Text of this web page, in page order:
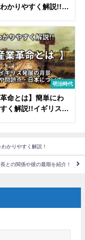
かりやすく解説!!内
明治時代
革命とは】簡単にわ
く解説!!イギリス発
かりやすく解説！
との関係や彼の最期を紹介！